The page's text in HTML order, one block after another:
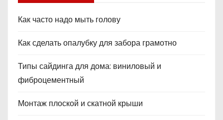
Как часто надо мыть голову
Как сделать опалубку для забора грамотно
Типы сайдинга для дома: виниловый и
фиброцементный
Монтаж плоской и скатной крыши